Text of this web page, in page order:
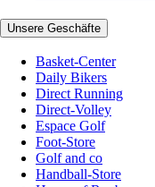
Unsere Geschäfte
Basket-Center
Daily Bikers
Direct Running
Direct-Volley
Espace Golf
Foot-Store
Golf and co
Handball-Store